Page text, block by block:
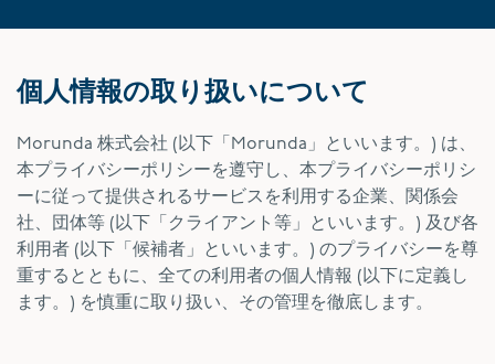
個人情報の取り扱いについて
Morunda 株式会社 (以下「Morunda」といいます。) は、
本プライバシーポリシーを遵守し、本プライバシーポリシ
ーに従って提供されるサービスを利用する企業、関係会
社、団体等 (以下「クライアント等」といいます。) 及び各
利用者 (以下「候補者」といいます。) のプライバシーを尊
重するとともに、全ての利用者の個人情報 (以下に定義し
ます。) を慎重に取り扱い、その管理を徹底します。